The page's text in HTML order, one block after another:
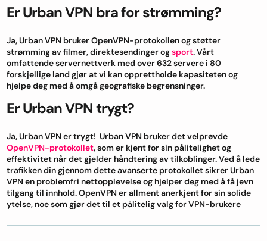
Er Urban VPN bra for strømming?
Ja, Urban VPN bruker OpenVPN-protokollen og støtter
strømming av filmer, direktesendinger ogsport. Vårt
omfattende servernettverk med over 632 servere i 80
forskjellige land gjør at vi kan opprettholde kapasiteten og
hjelpe deg med å omgå geografiske begrensninger.
Er Urban VPN trygt?
Ja, Urban VPN er trygt! Urban VPN bruker det velprøvde
OpenVPN-protokollet, som er kjent for sin pålitelighet og
effektivitet når det gjelder håndtering av tilkoblinger. Ved å lede
trafikken din gjennom dette avanserte protokollet sikrer Urban
VPN en problemfri nettopplevelse og hjelper deg med å få jevn
tilgang til innhold. OpenVPN er allment anerkjent for sin solide
ytelse, noe som gjør det til et pålitelig valg for VPN-brukere